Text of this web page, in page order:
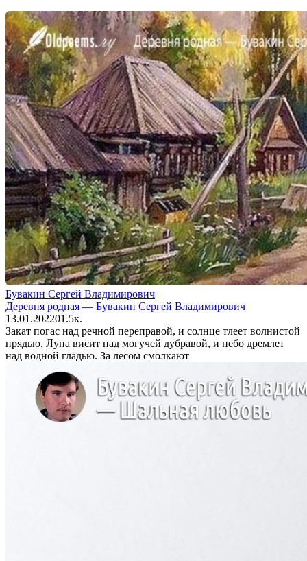
Бувакин Сергей Владимирович
Деревня родная — Бувакин Сергей Владимирович
13.01.202201.5к.
Закат погас над речной переправой, и солнце тлеет волнистой
прядью. Луна висит над могучей дубравой, и небо дремлет
над водной гладью. За лесом смолкают